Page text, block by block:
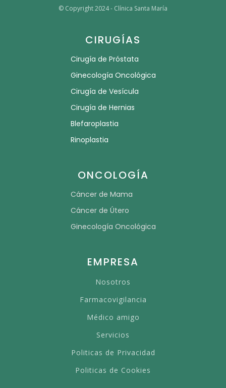
© Copyright 2024 - Clínica Santa María
CIRUGÍAS
Cirugía de Próstata
Ginecología Oncológica
Cirugía de Vesícula
Cirugía de Hernias
Blefaroplastia
Rinoplastia
ONCOLOGÍA
Cáncer de Mama
Cáncer de Útero
Ginecología Oncológica
EMPRESA
Nosotros
Farmacovigilancia
Médico amigo
Servicios
Politicas de Privacidad
Politicas de Cookies